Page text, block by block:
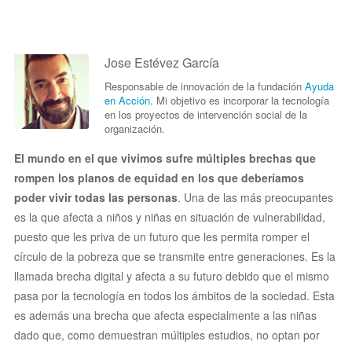
Jose Estévez García
Responsable de innovación de la fundación Ayuda
en Acción. Mi objetivo es incorporar la tecnología
en los proyectos de intervención social de la
organización.
El mundo en el que vivimos sufre múltiples brechas que
rompen los planos de equidad en los que deberíamos
poder vivir todas las personas. Una de las más preocupantes
es la que afecta a niños y niñas en situación de vulnerabilidad,
puesto que les priva de un futuro que les permita romper el
círculo de la pobreza que se transmite entre generaciones. Es la
llamada brecha digital y afecta a su futuro debido que el mismo
pasa por la tecnología en todos los ámbitos de la sociedad. Esta
es además una brecha que afecta especialmente a las niñas
dado que, como demuestran múltiples estudios, no optan por